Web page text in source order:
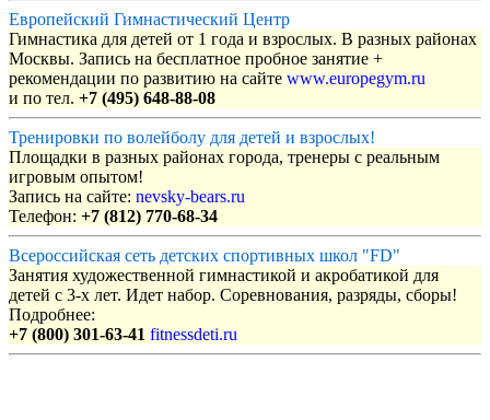
Европейский Гимнастический Центр
Гимнастика для детей от 1 года и взрослых. В разных районах
Москвы. Запись на бесплатное пробное занятие +
рекомендации по развитию на сайте www.europegym.ru
и по тел. +7 (495) 648-88-08
Тренировки по волейболу для детей и взрослых!
Площадки в разных районах города, тренеры с реальным
игровым опытом!
Запись на сайте: nevsky-bears.ru
Телефон: +7 (812) 770-68-34
Всероссийская сеть детских спортивных школ "FD"
Занятия художественной гимнастикой и акробатикой для
детей с 3-х лет. Идет набор. Соревнования, разряды, сборы!
Подробнее:
+7 (800) 301-63-41 fitnessdeti.ru